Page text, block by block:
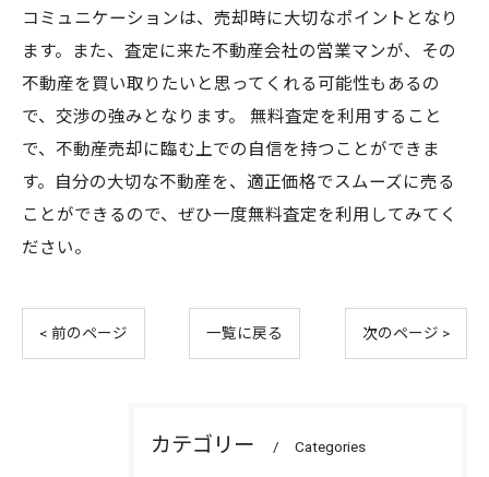
コミュニケーションは、売却時に大切なポイントとなり
ます。また、査定に来た不動産会社の営業マンが、その
不動産を買い取りたいと思ってくれる可能性もあるの
で、交渉の強みとなります。 無料査定を利用すること
で、不動産売却に臨む上での自信を持つことができま
す。自分の大切な不動産を、適正価格でスムーズに売る
ことができるので、ぜひ一度無料査定を利用してみてく
ださい。
< 前のページ 一覧に戻る 次のページ >
カテゴリー Categories